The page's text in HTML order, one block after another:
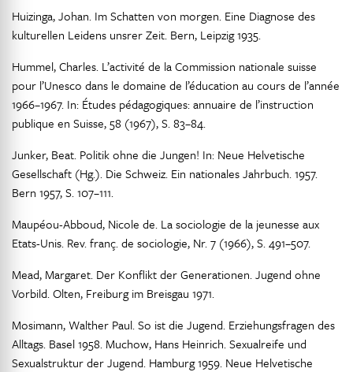
Huizinga, Johan. Im Schatten von morgen. Eine Diagnose des
kulturellen Leidens unsrer Zeit. Bern, Leipzig 1935.
Hummel, Charles. L’activité de la Commission nationale suisse
pour l’Unesco dans le domaine de l’éducation au cours de l’année
1966–1967. In: Études pédagogiques: annuaire de l’instruction
publique en Suisse, 58 (1967), S. 83–84.
Junker, Beat. Politik ohne die Jungen! In: Neue Helvetische
Gesellschaft (Hg.). Die Schweiz. Ein nationales Jahrbuch. 1957.
Bern 1957, S. 107–111.
Maupéou-Abboud, Nicole de. La sociologie de la jeunesse aux
Etats-Unis. Rev. franç. de sociologie, Nr. 7 (1966), S. 491–507.
Mead, Margaret. Der Konflikt der Generationen. Jugend ohne
Vorbild. Olten, Freiburg im Breisgau 1971.
Mosimann, Walther Paul. So ist die Jugend. Erziehungsfragen des
Alltags. Basel 1958. Muchow, Hans Heinrich. Sexualreife und
Sexualstruktur der Jugend. Hamburg 1959. Neue Helvetische